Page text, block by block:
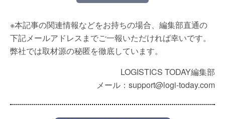
※本記事の関連情報などをお持ちの場合、編集部直通の
下記メールアドレスまでご一報いただければ幸いです。
弊社では取材源の秘匿を徹底しています。
LOGISTICS TODAY編集部
メール：support@logi-today.com